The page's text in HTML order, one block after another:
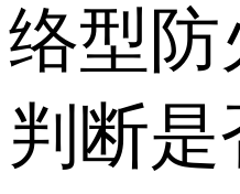
络型防
判断